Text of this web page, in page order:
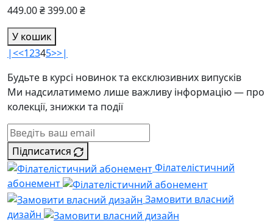
449.00 ₴399.00 ₴
У кошик
|<<12345>>|
Будьте в курсі новинок та ексклюзивних випусків
Ми надсилатимемо лише важливу інформацію — про
колекції, знижки та події
Підписатися
Філателістичний
абонемент
Замовити власний
дизайн